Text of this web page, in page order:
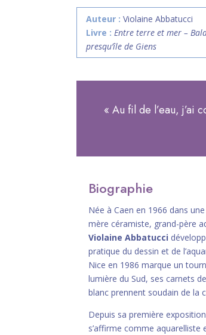
Auteur : Violaine Abbatucci
Livre : Entre terre et mer –
presqu’île de Giens
« Au fil de l’eau, j’ai
Biographie
Née à Caen en 1966 dans
mère céramiste, grand-père
Violaine Abbatucci
pratique du dessin et de
Nice en 1986 marque un
lumière du Sud, ses carnets
blanc prennent soudain de la
Depuis sa première
s’affirme comme aquarelliste